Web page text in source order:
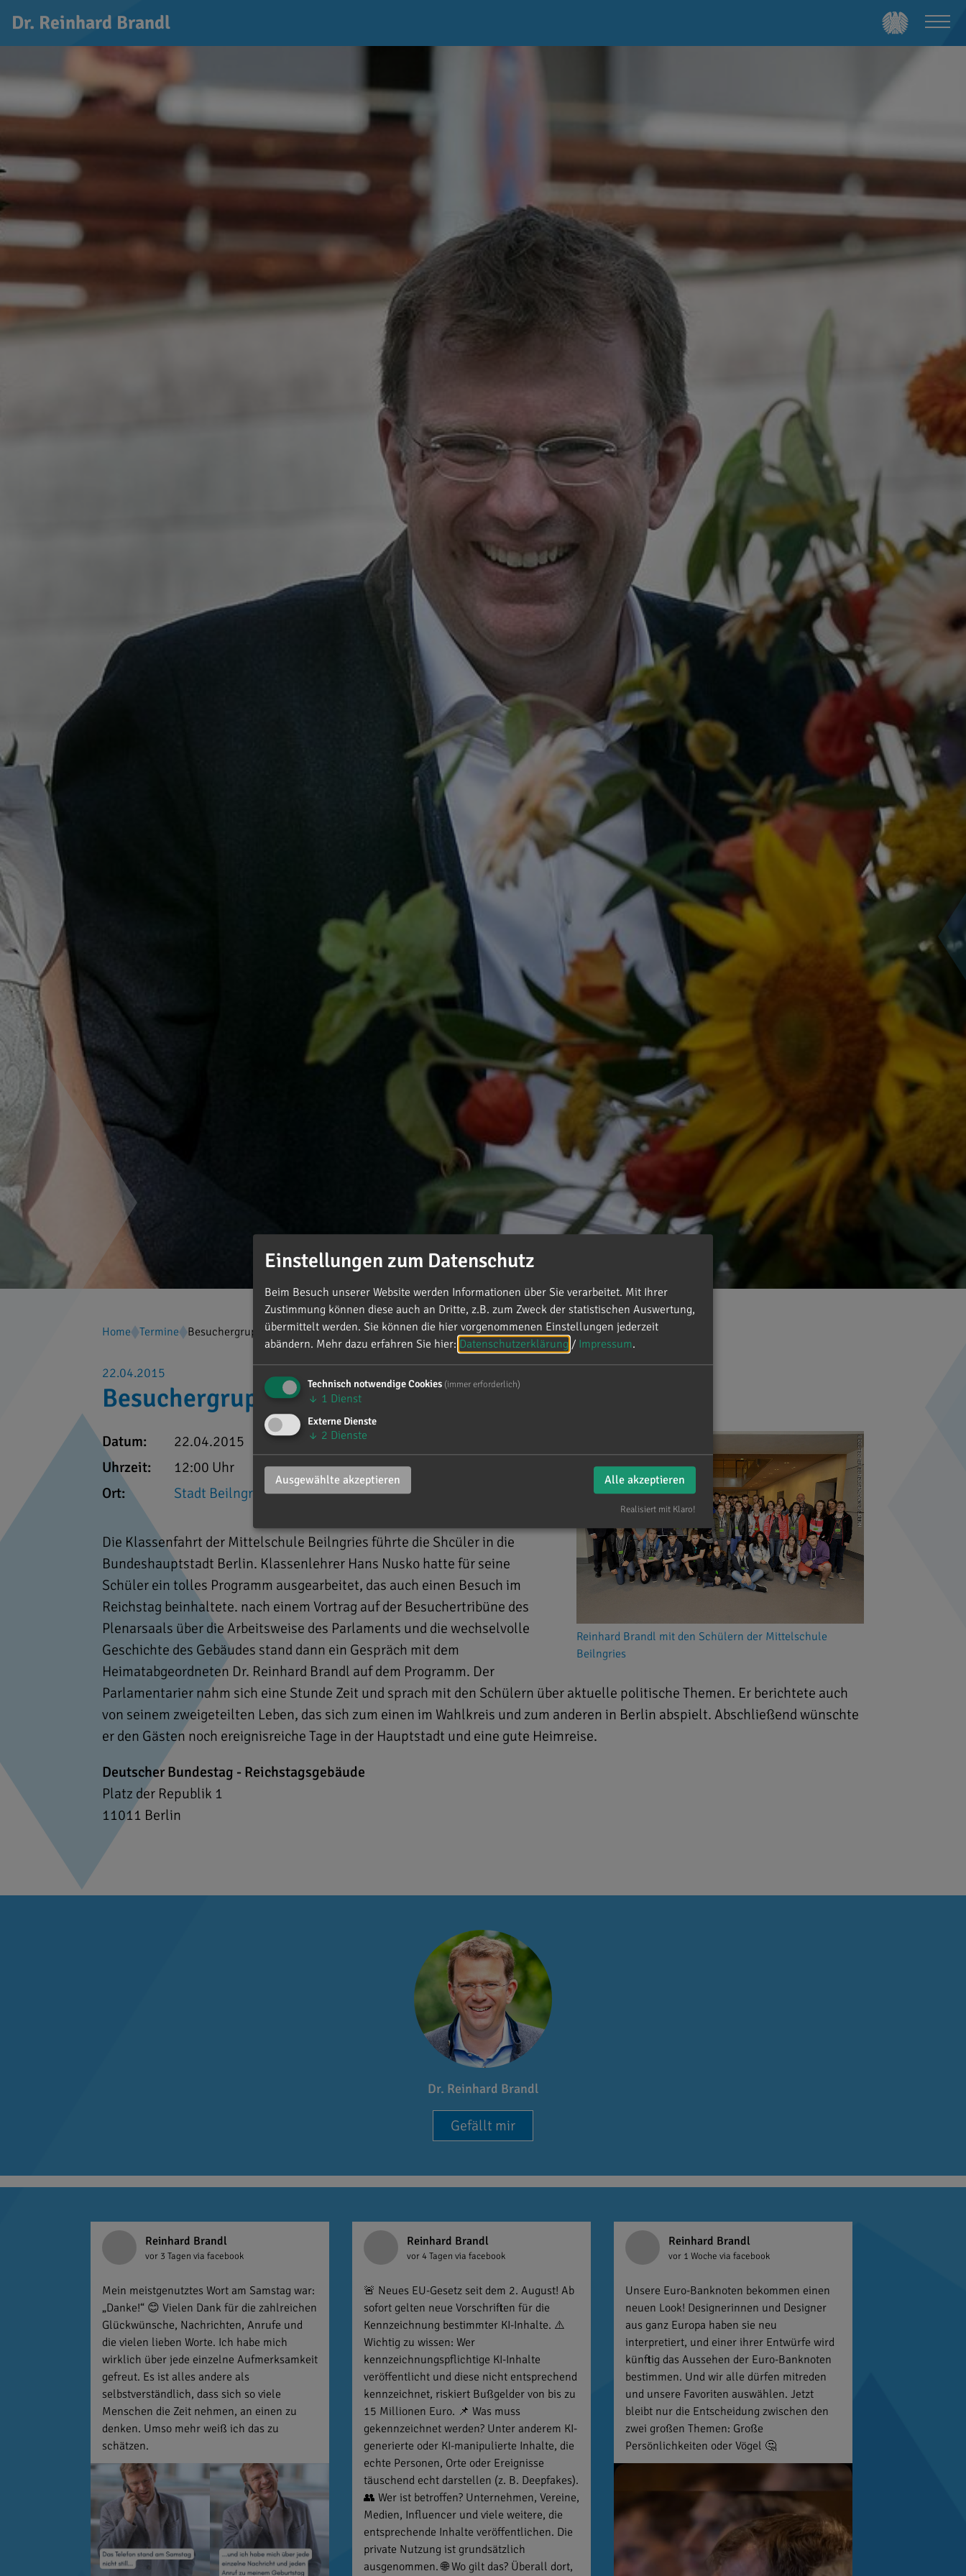
Dr. Reinhard Brandl
Home Termine Besuchergruppe Mittelschule Beilngries
22.04.2015
Besuchergruppe Mittelschule Beilngries
Reinhard Brandl mit den Schülern der Mittelschule
Beilngries
Datum:
22.04.2015
Uhrzeit:
12:00 Uhr
Ort:
Stadt Beilngries
Die Klassenfahrt der Mittelschule Beilngries führte die Shcüler in die
Bundeshauptstadt Berlin. Klassenlehrer Hans Nusko hatte für seine
Schüler ein tolles Programm ausgearbeitet, das auch einen Besuch im
Reichstag beinhaltete. nach einem Vortrag auf der Besuchertribüne des
Plenarsaals über die Arbeitsweise des Parlaments und die wechselvolle
Geschichte des Gebäudes stand dann ein Gespräch mit dem
Heimatabgeordneten Dr. Reinhard Brandl auf dem Programm. Der
Parlamentarier nahm sich eine Stunde Zeit und sprach mit den Schülern über aktuelle politische Themen. Er berichtete auch
von seinem zweigeteilten Leben, das sich zum einen im Wahlkreis und zum anderen in Berlin abspielt. Abschließend wünschte
er den Gästen noch ereignisreiche Tage in der Hauptstadt und eine gute Heimreise.
Deutscher Bundestag - Reichstagsgebäude
Platz der Republik 1
11011 Berlin
Dr. Reinhard Brandl
Gefällt mir
Reinhard Brandl
vor 3 Tagen via facebook
Mein meistgenutztes Wort am Samstag war:
„Danke!“ 😊 Vielen Dank für die zahlreichen
Glückwünsche, Nachrichten, Anrufe und
die vielen lieben Worte. Ich habe mich
wirklich über jede einzelne Aufmerksamkeit
gefreut. Es ist alles andere als
selbstverständlich, dass sich so viele
Menschen die Zeit nehmen, an einen zu
denken. Umso mehr weiß ich das zu
schätzen.
Reinhard Brandl
vor 4 Tagen via facebook
🚨 Neues EU-Gesetz seit dem 2. August! Ab
sofort gelten neue Vorschriften für die
Kennzeichnung bestimmter KI-Inhalte. ⚠️
Wichtig zu wissen: Wer
kennzeichnungspflichtige KI-Inhalte
veröffentlicht und diese nicht entsprechend
kennzeichnet, riskiert Bußgelder von bis zu
15 Millionen Euro. 📌 Was muss
gekennzeichnet werden? Unter anderem KI-
generierte oder KI-manipulierte Inhalte, die
echte Personen, Orte oder Ereignisse
täuschend echt darstellen (z. B. Deepfakes).
👥 Wer ist betroffen? Unternehmen, Vereine,
Medien, Influencer und viele weitere, die
entsprechende Inhalte veröffentlichen. Die
private Nutzung ist grundsätzlich
ausgenommen. 🌐 Wo gilt das? Überall dort,
Reinhard Brandl
vor 1 Woche via facebook
Unsere Euro-Banknoten bekommen einen
neuen Look! Designerinnen und Designer
aus ganz Europa haben sie neu
interpretiert, und einer ihrer Entwürfe wird
künftig das Aussehen der Euro-Banknoten
bestimmen. Und wir alle dürfen mitreden
und unsere Favoriten auswählen. Jetzt
bleibt nur die Entscheidung zwischen den
zwei großen Themen: Große
Persönlichkeiten oder Vögel 🤔
Einstellungen zum Datenschutz
Beim Besuch unserer Website werden Informationen über Sie verarbeitet. Mit Ihrer
Zustimmung können diese auch an Dritte, z.B. zum Zweck der statistischen Auswertung,
übermittelt werden. Sie können die hier vorgenommenen Einstellungen jederzeit
abändern. Mehr dazu erfahren Sie hier: Datenschutzerklärung / Impressum.
Technisch notwendige Cookies (immer erforderlich)
↓ 1 Dienst
Externe Dienste
↓ 2 Dienste
Ausgewählte akzeptieren Alle akzeptieren
Realisiert mit Klaro!